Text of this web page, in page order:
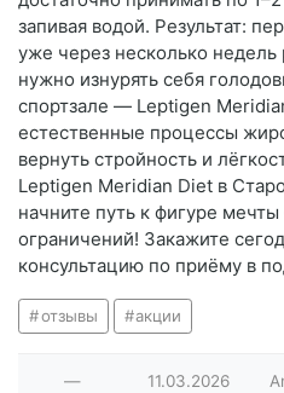
запивая водой. Результат:
уже через несколько
нужно изнурять себя
спортзале — Leptigen
естественные процессы
вернуть стройность и
Leptigen Meridian Diet в
начните путь к фигуре
ограничений! Закажите
консультацию по приёму в
отзывы акции
— 11.03.2026